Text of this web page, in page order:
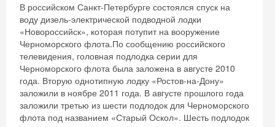
В российском Санкт-Петербурге состоялся спуск на
воду дизель-электрической подводной лодки
«Новороссийск», которая потупит на вооружение
Черноморского флота.По сообщению российского
телевидения, головная подлодка серии для
Черноморского флота была заложена в августе 2010
года. Вторую однотипную лодку «Ростов-на-Дону»
заложили в ноябре 2011 года. В августе прошлого года
заложили третью из шести подлодок для Черноморского
флота под названием «Старый Оскол». Шесть подлодок